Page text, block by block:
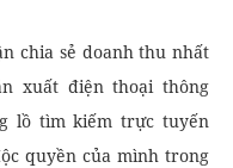
chia sẻ doanh thu nhất
xuất điện thoại thông
lồ tìm kiếm trực tuyến
quyền của mình trong